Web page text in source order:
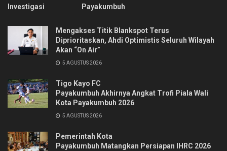
Investigasi
Payakumbuh
Mengakses Titik Blankspot Terus
Diprioritaskan, Ahdi Optimistis Seluruh Wilayah
Akan “On Air”
5 AGUSTUS 2026
Tigo Kayo FC
Payakumbuh Akhirnya Angkat Trofi Piala Wali
Kota Payakumbuh 2026
5 AGUSTUS 2026
Pemerintah Kota
Payakumbuh Matangkan Persiapan IHRC 2026